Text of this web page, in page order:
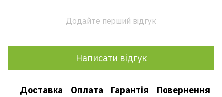
Додайте перший відгук
Написати відгук
Доставка Оплата Гарантія Повернення